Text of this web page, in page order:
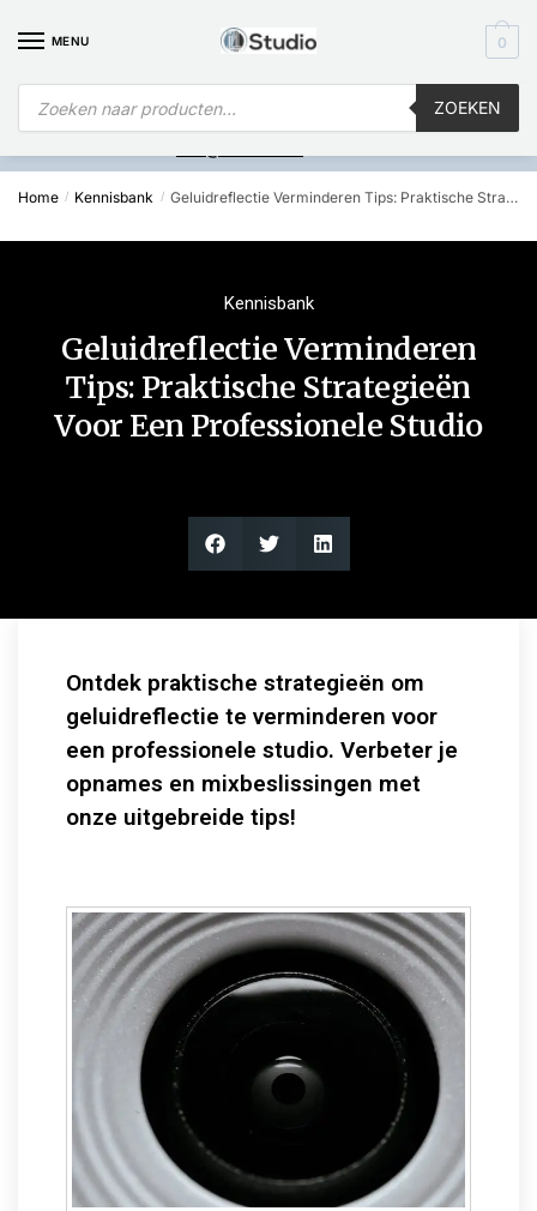
MENU
ZOEKEN
0
uw computer al over op Windows 11? Heeft u vragen stuur een
Home / Kennisbank / Geluidreflectie Verminderen Tips: Praktische Strategieën Voor Een Professionele Studio
Kennisbank
Geluidreflectie Verminderen
Tips: Praktische Strategieën
Voor Een Professionele Studio
Ontdek praktische strategieën om
geluidreflectie te verminderen voor
een professionele studio. Verbeter je
opnames en mixbeslissingen met
onze uitgebreide tips!